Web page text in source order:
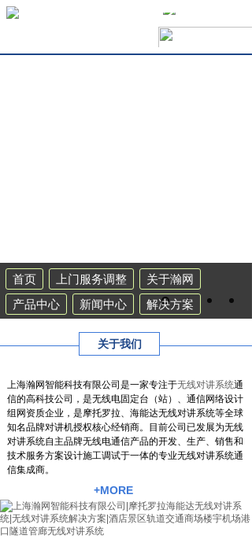
首页 上门服务调整
关于瀚网
产品中心
新闻中心
解决方案
联系我们 集群系统
关于我们
上海瀚网智能科技有限公司是一家专注于无线对讲系统通
信的高科技公司，是无线电固定台（站）、通信网络设计
组网资质企业，是摩托罗拉、海能达无线对讲系统等全球
知名品牌对讲机授权核心经销商。目前公司已发展为无线
对讲系统自主品牌无线电通信产品的开发、生产、销售和
技术服务方案设计施工调试于一体的专业无线对讲系统通
信集成商。
+MORE